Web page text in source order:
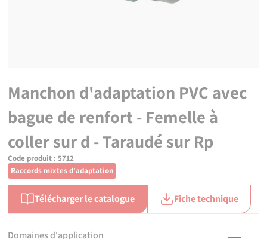
Manchon d'adaptation PVC avec
bague de renfort - Femelle à
coller sur d - Taraudé sur Rp
Code produit :5712
Raccords mixtes d'adaptation
Télécharger le catalogue Fiche technique
Domaines d'application